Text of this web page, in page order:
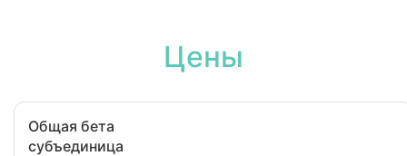
Цены
Общая бета
субъединица